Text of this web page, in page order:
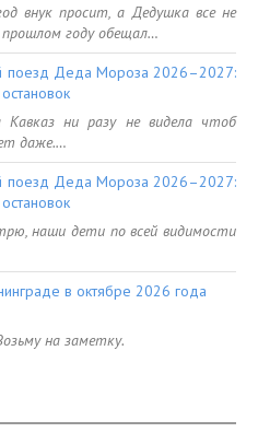
внук просит, а Дедушка все не
году обещал…
поезд Деда Мороза 2026–2027:
ни разу не видела чтоб
даже.…
поезд Деда Мороза 2026–2027:
наши дети по всей видимости
в октябре 2026 года
на заметку.